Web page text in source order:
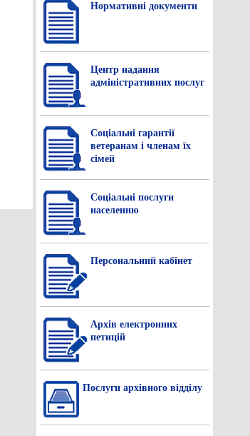
Нормативнi документи
Центр надання
адміністративних послуг
Соціальні гарантії
ветеранам і членам їх
сімей
Соціальні послуги
населенню
Персональний кабінет
Архів електронних
петицій
Послуги архівного відділу